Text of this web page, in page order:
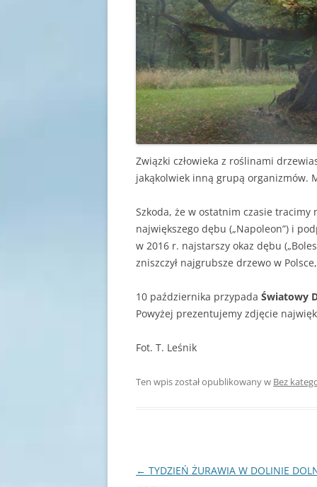
Związki człowieka z roślinami
jakąkolwiek inną grupą organizmów.
Szkoda, że w ostatnim czasie
największego dębu („Napoleon”) i
w 2016 r. najstarszy okaz dębu
zniszczył najgrubsze drzewo w
10 października przypada Światowy
Powyżej prezentujemy zdjęcie
Fot. T. Leśnik
Ten wpis został opublikowany w Bez
Nawigacja
← TYDZIEŃ ŻURAWIA W DOLINIE